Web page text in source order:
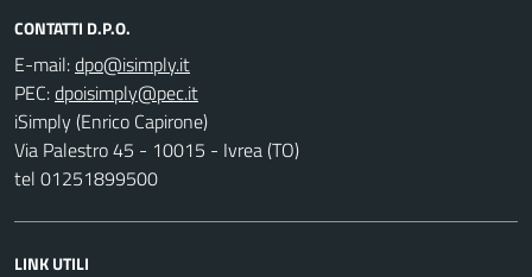
CONTATTI D.P.O.
E-mail:
PEC:
iSimply (Enrico Capirone)
Via Palestro 45 - 10015 - Ivrea (TO)
tel 01251899500
LINK UTILI